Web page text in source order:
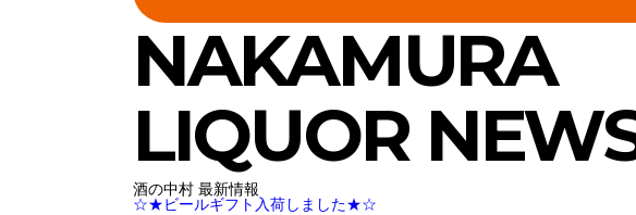
NAKAMURA
LIQUOR
酒の中村 最新情報
☆★ビールギフト入荷しました★☆